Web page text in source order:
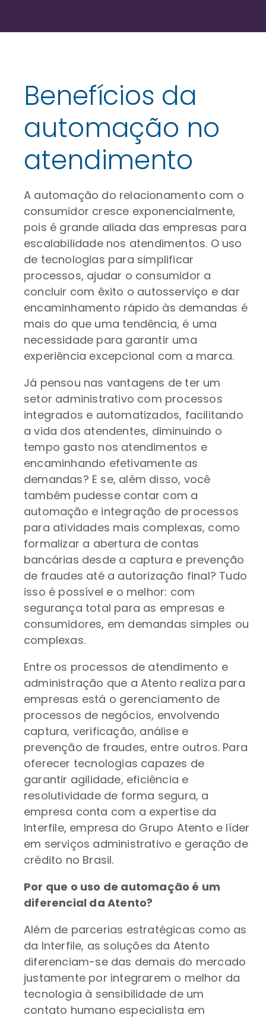
Benefícios da
automação no
atendimento
A automação do relacionamento com o
consumidor cresce exponencialmente,
pois é grande aliada das empresas para
escalabilidade nos atendimentos. O uso
de tecnologias para simplificar
processos, ajudar o consumidor a
concluir com êxito o autosserviço e dar
encaminhamento rápido às demandas é
mais do que uma tendência, é uma
necessidade para garantir uma
experiência excepcional com a marca.
Já pensou nas vantagens de ter um
setor administrativo com processos
integrados e automatizados, facilitando
a vida dos atendentes, diminuindo o
tempo gasto nos atendimentos e
encaminhando efetivamente as
demandas? E se, além disso, você
também pudesse contar com a
automação e integração de processos
para atividades mais complexas, como
formalizar a abertura de contas
bancárias desde a captura e prevenção
de fraudes até a autorização final? Tudo
isso é possível e o melhor: com
segurança total para as empresas e
consumidores, em demandas simples ou
complexas.
Entre os processos de atendimento e
administração que a Atento realiza para
empresas está o gerenciamento de
processos de negócios, envolvendo
captura, verificação, análise e
prevenção de fraudes, entre outros. Para
oferecer tecnologias capazes de
garantir agilidade, eficiência e
resolutividade de forma segura, a
empresa conta com a expertise da
Interfile, empresa do Grupo Atento e líder
em serviços administrativo e geração de
crédito no Brasil.
Por que o uso de automação é um
diferencial da Atento?
Além de parcerias estratégicas como as
da Interfile, as soluções da Atento
diferenciam-se das demais do mercado
justamente por integrarem o melhor da
tecnologia à sensibilidade de um
contato humano especialista em